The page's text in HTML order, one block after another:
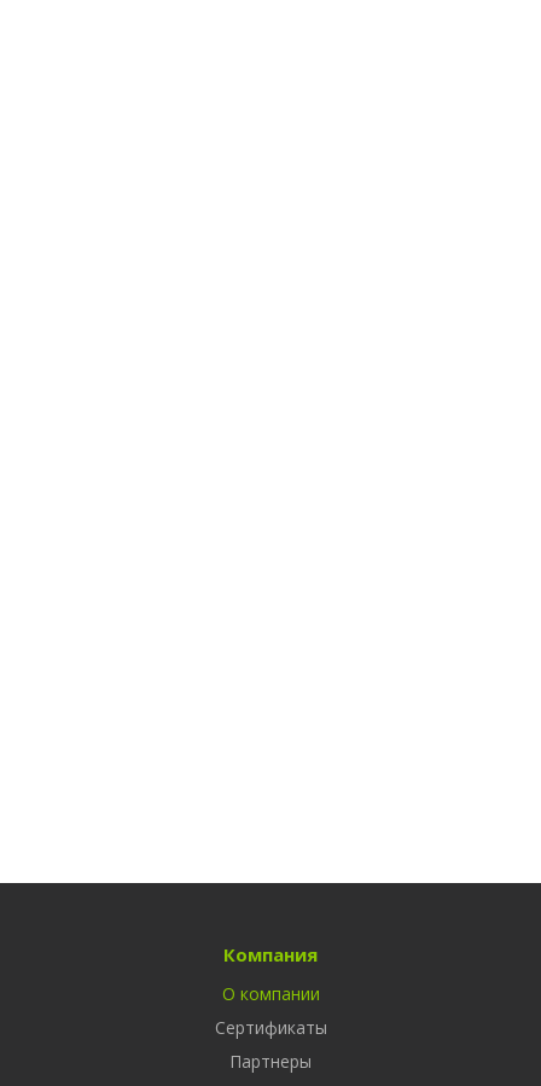
Компания
О компании
Сертификаты
Партнеры